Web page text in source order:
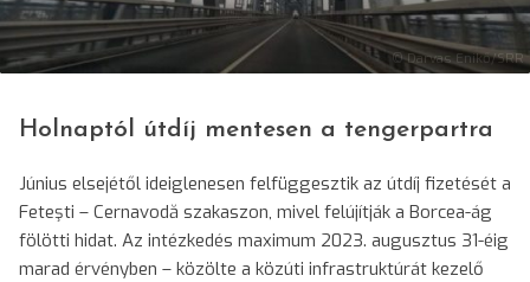
© Darvas Enikő/SRR
Holnaptól útdíj mentesen a tengerpartra
Június elsejétől ideiglenesen felfüggesztik az útdíj fizetését a
Feteşti – Cernavodă szakaszon, mivel felújítják a Borcea-ág
fölötti hidat. Az intézkedés maximum 2023. augusztus 31-éig
marad érvényben – közölte a közúti infrastruktúrát kezelő